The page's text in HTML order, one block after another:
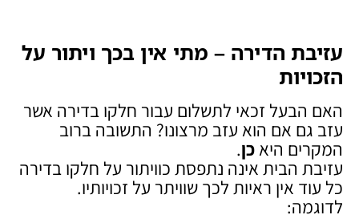
עזיבת הדירה – מתי אין בכך ויתור על
הזכויות
האם הבעל זכאי לתשלום עבור חלקו בדירה אשר
עזב גם אם הוא עזב מרצונו? התשובה ברוב
המקרים היאכן .
עזיבת הבית אינה נתפסת כוויתור על חלקו בדירה
כל עוד אין ראיות לכך שוויתר על זכויותיו.
לדוגמה: